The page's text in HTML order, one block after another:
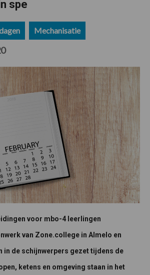
spe
Mechanisatie
voor mbo-4 leerlingen
van Zone.college in Almelo en
in de schijnwerpers gezet tijdens de
ketens en omgeving staan in het